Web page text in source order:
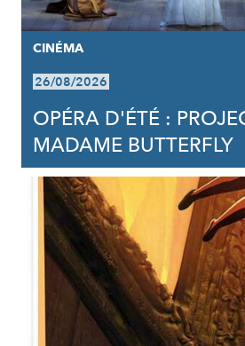
CINÉMA
26/08/2026
OPÉRA D'ÉTÉ :
MADAME BUTTERFLY